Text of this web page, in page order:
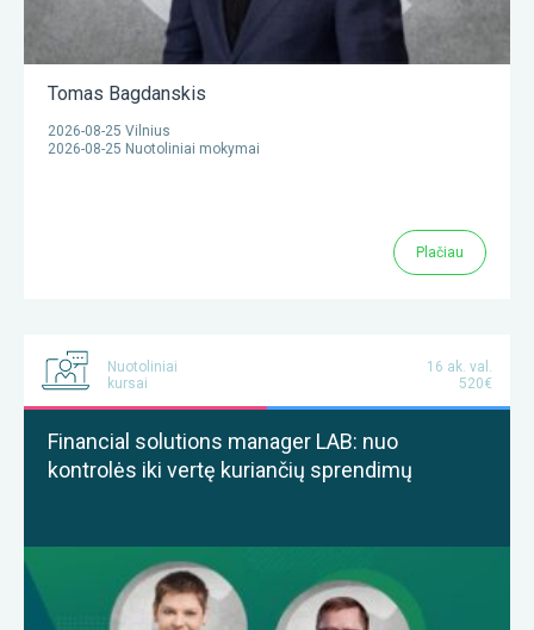
Tomas Bagdanskis
2026-08-25 Vilnius
2026-08-25 Nuotoliniai mokymai
Plačiau
Nuotoliniai
kursai
16 ak. val.
520€
Financial solutions manager LAB: nuo
kontrolės iki vertę kuriančių sprendimų